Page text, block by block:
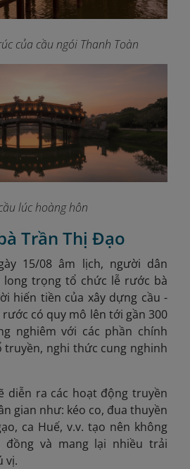
của cầu ngói Thanh Toàn
lúc hoàng hôn
Trần Thị Đạo
15/08 âm lịch, người dân
long trọng tổ chức lễ rước bà
hiến tiền của xây dựng cầu -
có quy mô lên tới gần 300
nghiêm với các phần chính
truyền, nghi thức cung nghinh
diễn ra các hoạt động truyền
gian như: kéo co, đua thuyền
ca Huế, v.v. tạo nên không
đồng và mang lại nhiều trải
vị.